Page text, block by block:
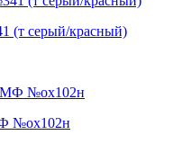
(т серый/красный)
№ох102н